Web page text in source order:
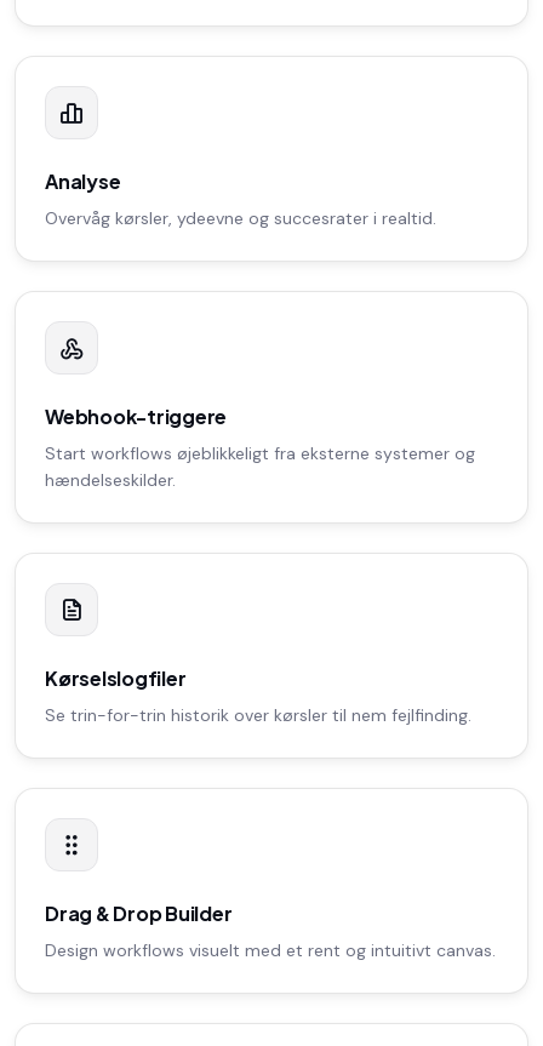
Analyse
Overvåg kørsler, ydeevne og succesrater i realtid.
Webhook-triggere
Start workflows øjeblikkeligt fra eksterne systemer og
hændelseskilder.
Kørselslogfiler
Se trin-for-trin historik over kørsler til nem fejlfinding.
Drag & Drop Builder
Design workflows visuelt med et rent og intuitivt canvas.